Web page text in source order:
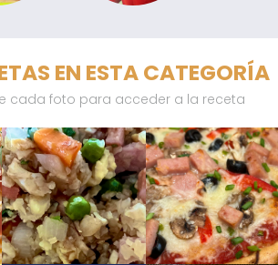
EN ESTA CATEGORÍA
cada foto para acceder a la receta